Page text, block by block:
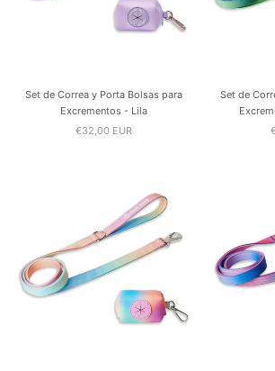
Set de Correa y Porta Bolsas para
Excrementos - Lila
€32,00 EUR
Set de